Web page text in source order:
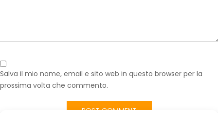
Salva il mio nome, email e sito web in questo browser per la
prossima volta che commento.